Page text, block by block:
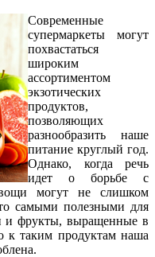
Современные
супермаркеты могут
похвастаться
широким
ассортиментом
экзотических
продуктов,
позволяющих
разнообразить наше
питание круглый год.
Однако, когда речь
идет о борьбе с
могут не слишком
самыми полезными для
и фрукты, выращенные в
к таким продуктам наша